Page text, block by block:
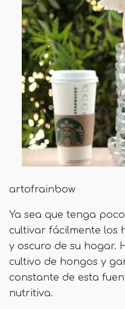
artofrainbow
Ya sea que tenga
cultivar fácilmente los
y oscuro de su hogar.
cultivo de hongos y
constante de esta
nutritiva.